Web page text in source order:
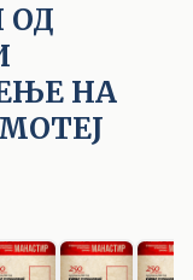
ОД
НА